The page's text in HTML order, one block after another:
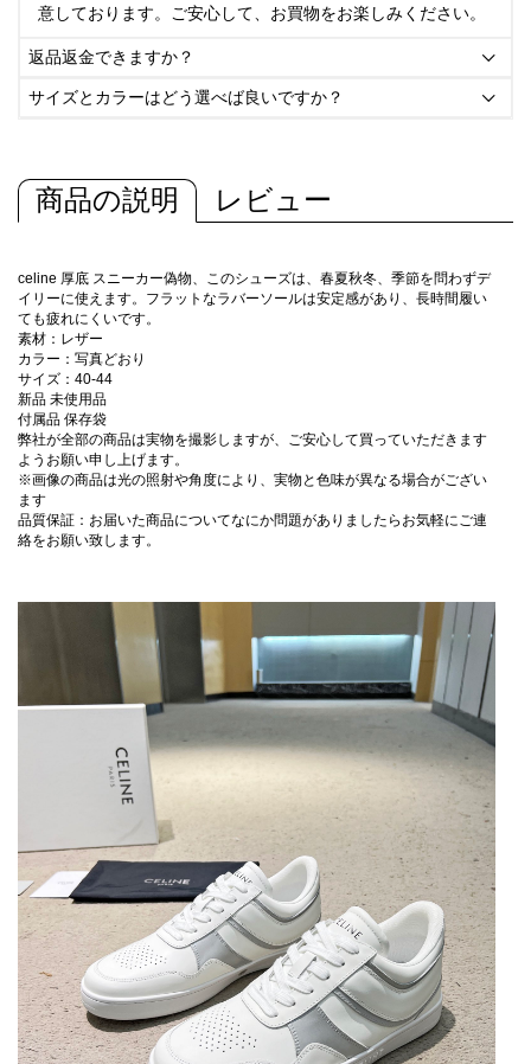
意しております。ご安心して、お買物をお楽しみください。
返品返金できますか？ 
サイズとカラーはどう選べば良いですか？ 
商品の説明 レビュー
celine 厚底 スニーカー偽物、このシューズは、春夏秋冬、季節を問わずデ
イリーに使えます。フラットなラバーソールは安定感があり、長時間履い
ても疲れにくいです。
素材：レザー
カラー：写真どおり
サイズ：40-44
新品 未使用品
付属品 保存袋
弊社が全部の商品は実物を撮影しますが、ご安心して買っていただきます
ようお願い申し上げます。
※画像の商品は光の照射や角度により、実物と色味が異なる場合がござい
ます
品質保証：お届いた商品についてなにか問題がありましたらお気軽にご連
絡をお願い致します。